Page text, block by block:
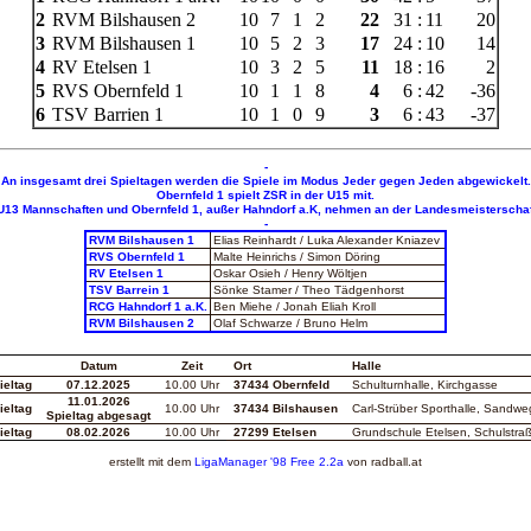
2 RVM Bilshausen 2 10 7 1 2 22 31 : 11
20
3 RVM Bilshausen 1 10 5 2 3 17 24 : 10
14
4 RV Etelsen 1 10 3 2 5 11 18 : 16
2
5 RVS Obernfeld 1 10 1 1 8 4 6 : 42
-36
6 TSV Barrien 1 10 1 0 9 3 6 : 43 -37
-
An insgesamt drei Spieltagen werden die Spiele im Modus Jeder gegen Jeden abgewickelt.
Obernfeld 1 spielt ZSR in der U15 mit.
Mannschaften und Obernfeld 1, außer Hahndorf a.K, nehmen an der
-
RVM Bilshausen 1
Elias Reinhardt / Luka Alexander Kniazev
RVS Obernfeld 1
Malte Heinrichs / Simon Döring
RV Etelsen 1
Oskar Osieh / Henry Wöltjen
TSV Barrein 1
Sönke Stamer / Theo Tädgenhorst
RCG Hahndorf 1 a.K.
Ben Miehe / Jonah Eliah Kroll
RVM Bilshausen 2
Olaf Schwarze / Bruno Helm
Datum Zeit Ort
Halle
07.12.2025 10.00 Uhr 37434 Obernfeld
Schulturnhalle, Kirchgasse
11.01.2026
Spieltag abgesagt
10.00 Uhr 37434 Bilshausen
Carl-Strüber Sporthalle,
08.02.2026 10.00 Uhr 27299 Etelsen Grundschule Etelsen,
erstellt mit dem LigaManager'98 Free 2.2a von radball.at